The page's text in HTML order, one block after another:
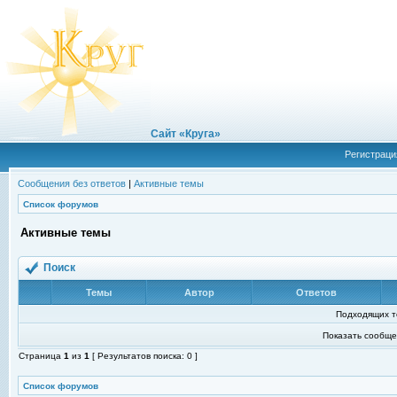
Сайт «Круга»
Сообщения без ответов | Активные темы
Список форумов
Активные темы
Поиск
Темы Автор Ответов
Подходящих
Показать
Страница 1 из 1 [ Результатов поиска: 0 ]
Список форумов